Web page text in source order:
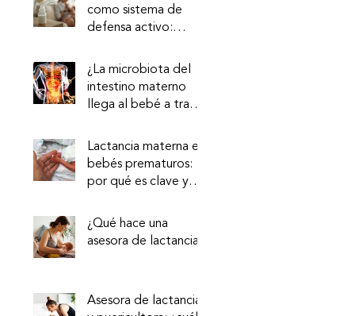
como sistema de
defensa activo:
inmunológicos y su
relevancia clínica
¿La microbiota del
intestino materno
llega al bebé a través
evidencia sobre la vía
intestino–mama
Lactancia materna en
bebés prematuros:
por qué es clave y
¿Qué hace una
asesora de lactancia?
Asesora de lactancia